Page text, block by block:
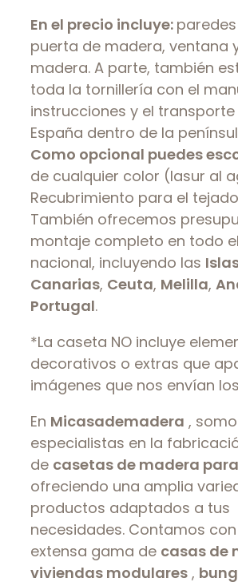
En el precio incluye:
puerta de madera, ventana
madera. A parte, también
toda la tornillería con el
instrucciones y el
España dentro de la
Como opcional puedes
de cualquier color (lasur al
Recubrimiento para el
También ofrecemos
montaje completo en todo
nacional, incluyendo las
Canarias, Ceuta, Melilla,
Portugal.
*La caseta NO incluye
decorativos o extras que
imágenes que nos envían
En Micasademadera ,
especialistas en la
de casetas de madera
ofreciendo una amplia
productos adaptados a tus
necesidades. Contamos
extensa gama de casas de
viviendas modulares ,